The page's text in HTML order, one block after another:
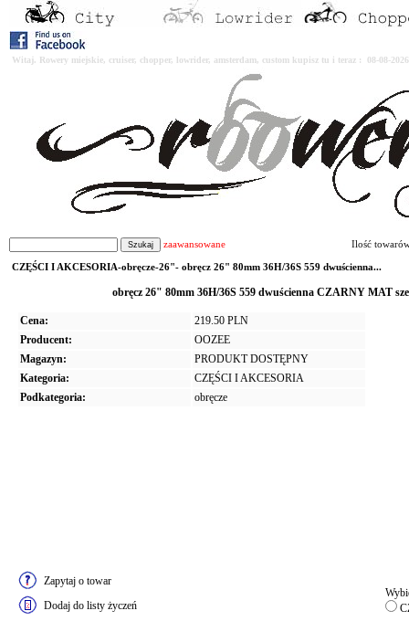
Witaj. Rowery miejskie, cruiser, chopper, lowrider, amsterdam, custom kupisz tu i teraz : 08-08-
zaawansowane Ilość
CZĘŚCI I AKCESORIA-obręcze-26"- obręcz 26" 80mm 36H/36S 559 dwuścienna...
obręcz 26" 80mm 36H/36S 559 dwuścienna CZARNY MAT
Cena:
219.50 PLN
Producent:
OOZEE
Magazyn:
PRODUKT DOSTĘPNY
Kategoria:
CZĘŚCI I AKCESORIA
Podkategoria:
obręcze
Zapytaj o towar
Dodaj do listy życzeń